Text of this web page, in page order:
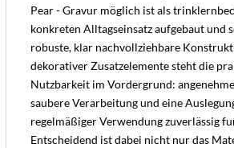
Pear - Gravur möglich ist als
konkreten Alltagseinsatz aufgebaut und
robuste, klar nachvollziehbare
dekorativer Zusatzelemente steht die
Nutzbarkeit im Vordergrund:
saubere Verarbeitung und eine
regelmäßiger Verwendung zuverlässig
Entscheidend ist dabei nicht nur das